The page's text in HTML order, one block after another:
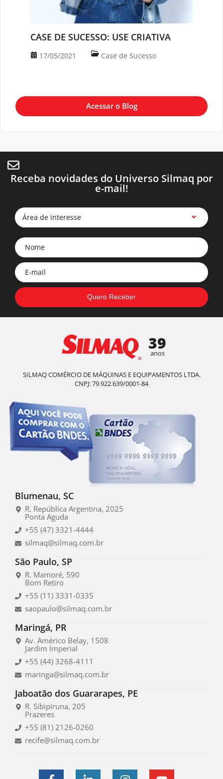
CASE DE SUCESSO: USE CRIATIVA
17/05/2021 Case de Sucesso
Acessar o Blog
Receba novidades do Universo Silmaq por
e-mail!
Área de interesse
39
anos
SILMAQ COMÉRCIO DE MÁQUINAS E EQUIPAMENTOS LTDA.
CNPJ: 79.922.639/0001-84
Blumenau, SC
R. República Argentina, 2025
Ponta Aguda
+55 (47) 3321-4444
silmaq@silmaq.com.br
São Paulo, SP
R. Mamoré, 590
Bom Retiro
+55 (11) 3331-0335
saopaulo@silmaq.com.br
Maringá, PR
Av. Américo Belay, 1508
Jardim Imperial
+55 (44) 3268-4111
maringa@silmaq.com.br
Jaboatão dos Guararapes, PE
R. Sibipiruna, 205
Prazeres
+55 (81) 2126-0260
recife@silmaq.com.br